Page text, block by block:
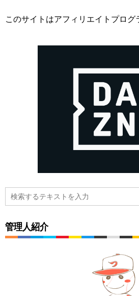
このサイトはアフィリエイトプログ
管理人紹介